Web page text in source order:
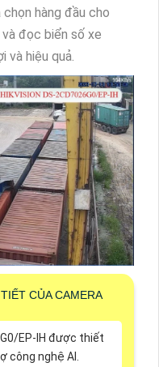
chọn hàng đầu cho
đọc biển số xe
và hiệu quả.
CỦA CAMERA
EP-IH được thiết
công nghệ AI.